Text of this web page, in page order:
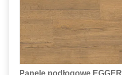
Panele podłogowe